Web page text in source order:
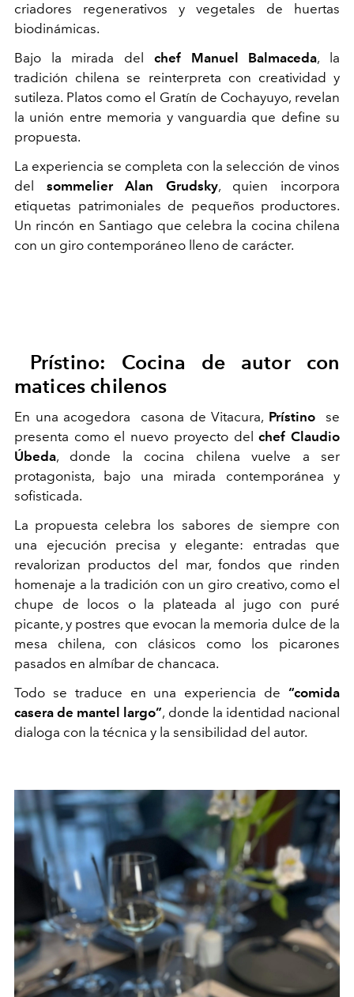
criadores regenerativos y vegetales de huertas
biodinámicas.
Bajo la mirada del chef Manuel Balmaceda, la
tradición chilena se reinterpreta con creatividad y
sutileza. Platos como el Gratín de Cochayuyo, revelan
la unión entre memoria y vanguardia que define su
propuesta.
La experiencia se completa con la selección de vinos
del sommelier Alan Grudsky, quien incorpora
etiquetas patrimoniales de pequeños productores.
Un rincón en Santiago que celebra la cocina chilena
con un giro contemporáneo lleno de carácter.
Prístino: Cocina de autor con
matices chilenos
En una acogedora casona de Vitacura, Prístino
se
presenta como el nuevo proyecto delchef Claudio
Úbeda, donde la cocina chilena vuelve a ser
protagonista, bajo una mirada contemporánea y
sofisticada.
La propuesta celebra los sabores de siempre con
una ejecución precisa y elegante: entradas que
revalorizan productos del mar, fondos que rinden
homenaje a la tradición con un giro creativo, como el
chupe de locos o la plateada al jugo con puré
picante, y postres que evocan la memoria dulce de la
mesa chilena, con clásicos como los picarones
pasados en almíbar de chancaca.
Todo se traduce en una experiencia de “comida
casera de mantel largo”, donde la identidad nacional
dialoga con la técnica y la sensibilidad del autor.